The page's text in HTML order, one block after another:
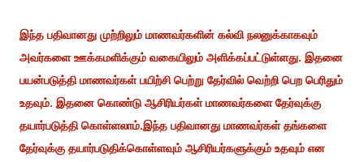
இந்த பதிவானது முற்றிலும் மாணவர்களின் கல்வி நலனுக்காகவும்
அவர்களை ஊக்கமளிக்கும் வகையிலும் அளிக்கப்பட்டுள்ளது. இதனை
பயன்படுத்தி மாணவர்கள் பயிற்சி பெற்று தேர்வில் வெற்றி பெற பெரிதும்
உதவும். இதனை கொண்டு ஆசிரியர்கள் மாணவர்களை தேர்வுக்கு
தயார்படுத்தி கொள்ளலாம்.இந்த பதிவானது மாணவர்கள் தங்களை
தேர்வுக்கு தயார்படுதிக்கொள்ளவும் ஆசிரியர்களுக்கும் உதவும் என